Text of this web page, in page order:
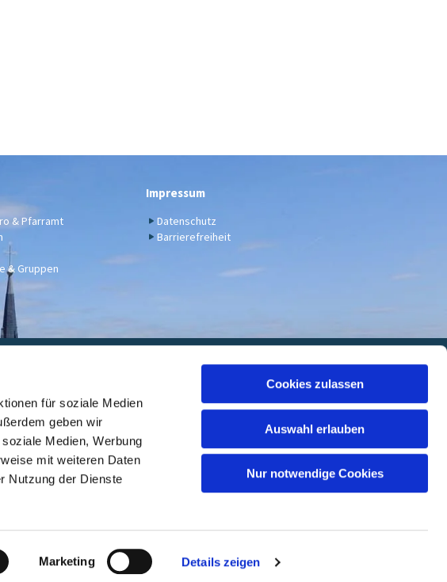
für soziale Medien
geben wir
Medien, Werbung
mit weiteren Daten
Nutzung der Dienste
Marketing Details zeigen
Cookies zulassen
Auswahl erlauben
Nur notwendige Cookies
& Pfarramt
& Gruppen
Impressum
Datenschutz
Barrierefreiheit
0190 6531 7000 05, BIC: GENODED1DKD
der Stadt Neuwied